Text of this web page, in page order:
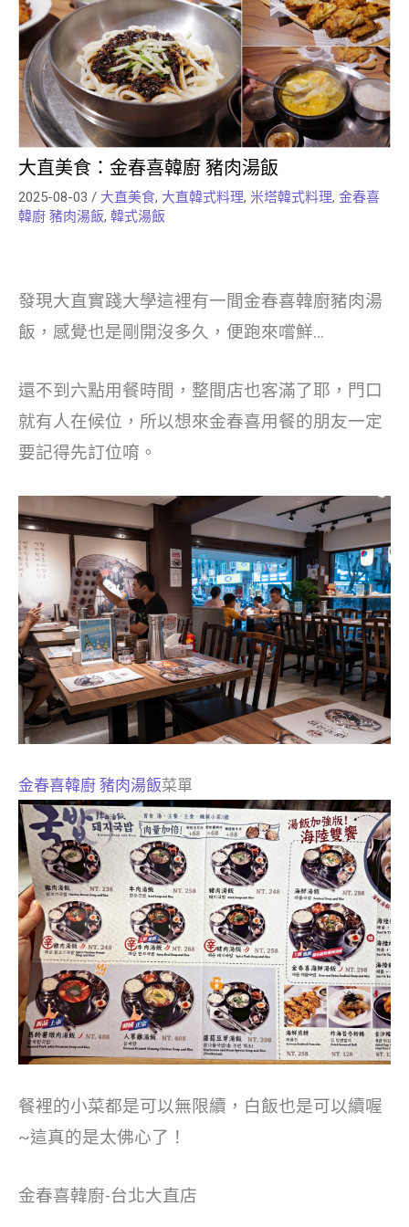
大直美食：金春喜韓廚 豬肉湯飯
2025-08-03 / 大直美食, 大直韓式料理, 米塔韓式料理, 金春喜
韓廚 豬肉湯飯, 韓式湯飯
發現大直實踐大學這裡有一間金春喜韓廚豬肉湯
飯，感覺也是剛開沒多久，便跑來嚐鮮…
還不到六點用餐時間，整間店也客滿了耶，門口
就有人在候位，所以想來金春喜用餐的朋友一定
要記得先訂位唷。
金春喜韓廚 豬肉湯飯菜單
餐裡的小菜都是可以無限續，白飯也是可以續喔
~這真的是太佛心了！
金春喜韓廚-台北大直店